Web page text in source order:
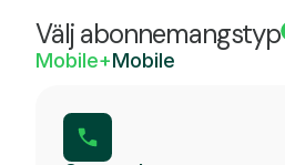
Välj abonnemangstyp
Mobile+Mobile